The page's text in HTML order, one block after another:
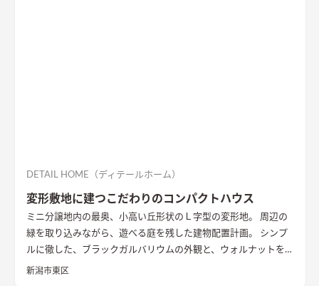
DETAIL HOME（ディテールホーム）
変形敷地に建つこだわりのコンパクトハウス
ミニ分譲地内の最奥、小高い丘形状のＬ字型の変形地。 周辺の
緑を取り込みながら、遊べる庭を残した建物配置計画。 シンプ
ルに徹した、ブラックガルバリウムの外観と、ウォルナットを基
調としたインテリアが、落ち着きのある住まいを演出していま
新潟市東区